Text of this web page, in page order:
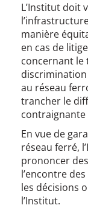
L’Institut doit
manière
en cas de
concernant
discrimination
au réseau
trancher le
En vue de
réseau ferré,
prononcer
l’encontre
les décisions
l’Institut.